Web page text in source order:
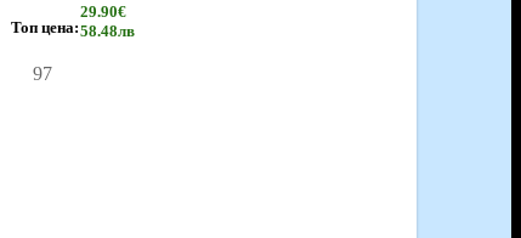
Топ цена:
29.90€
58.48лв
97